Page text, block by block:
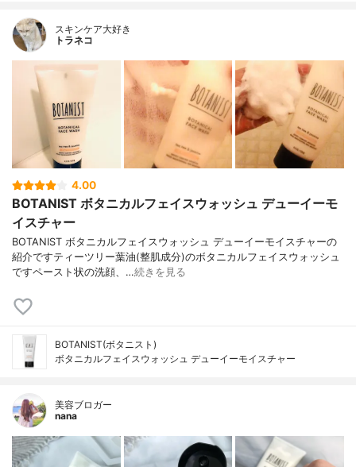
スキンケア大好き
トラネコ
4.00
BOTANIST ボタニカルフェイスウォッシュ デューイーモ
イスチャー
BOTANIST ボタニカルフェイスウォッシュ デューイーモイスチャーの
紹介ですティーツリー葉油(整肌成分)のボタニカルフェイスウォッシュ
ですペースト状の洗顔、…続きを見る
BOTANIST(ボタニスト)
ボタニカルフェイスウォッシュ デューイーモイスチャー
美容ブロガー
nana